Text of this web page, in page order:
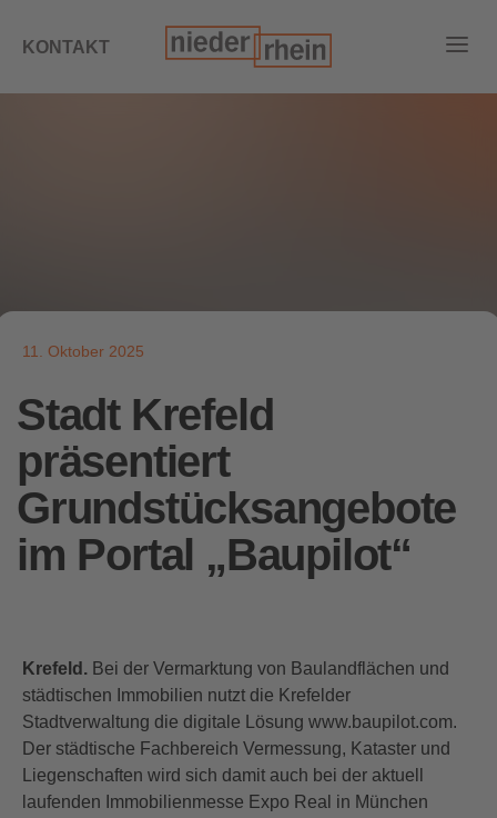
KONTAKT
11. Oktober 2025
Stadt Krefeld
präsentiert
Grundstücksangebote
im Portal „Baupilot“
Krefeld. Bei der Vermarktung von Baulandflächen und
städtischen Immobilien nutzt die Krefelder
Stadtverwaltung die digitale Lösung www.baupilot.com.
Der städtische Fachbereich Vermessung, Kataster und
Liegenschaften wird sich damit auch bei der aktuell
laufenden Immobilienmesse Expo Real in München